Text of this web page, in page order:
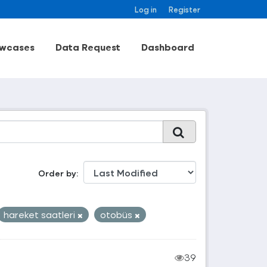
Log in Register
Data Request Dashboard
Order by
hareket saatleri otobüs
39